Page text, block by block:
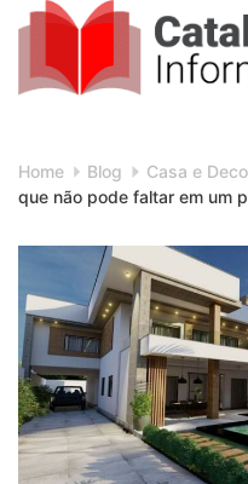
Skip
content
Home Blog Casa e
que não pode faltar em um